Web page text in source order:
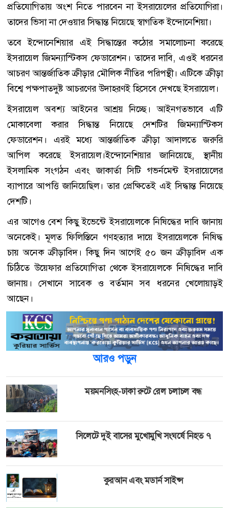
প্রতিযোগিতায় অংশ নিতে পারবেন না ইসরায়েলের প্রতিযোগিরা।
তাদের ভিসা না দেওয়ার সিদ্ধান্ত নিয়েছে স্বাগতিক ইন্দোনেশিয়া।
তবে ইন্দোনেশিয়ার এই সিদ্ধান্তের কঠোর সমালোচনা করেছে
ইসরায়েল জিমন্যাস্টিকস ফেডারেশন। তাদের দাবি, এওই ধরনের
আচরণ আন্তর্জাতিক ক্রীড়ার মৌলিক নীতির পরিপন্থী। এটিকে ক্রীড়া
বিশ্বে পক্ষপাতদুষ্ট আচরণের উদাহরণই হিসেবে দেখছে ইসরায়েল।
ইসরায়েল অবশ্য আইনের আশ্রয় নিচ্ছে। আইনগতভাবে এটি
মোকাবেলা করার সিদ্ধান্ত নিয়েছে দেশটির জিমন্যাস্টিকস
ফেডারেশন। এরই মধ্যে আন্তর্জাতিক ক্রীড়া আদালতে জরুরি
আপিল করেছে ইসরায়েল।ইন্দোনেশিয়ার জানিয়েছে, স্থানীয়
ইসলামিক সংগঠন এবং জাকার্তা সিটি গভর্নমেন্ট ইসরায়েলের
ব্যাপারে আপত্তি জানিয়েছিল। তার প্রেক্ষিতেই এই সিদ্ধান্ত নিয়েছে
দেশটি।
এর আগেও বেশ কিছু ইভেন্টে ইসরায়েলকে নিষিদ্ধের দাবি জানায়
অনেকেই। মূলত ফিলিস্তিনে গণহত্যার দায়ে ইসরায়েলকে নিষিদ্ধ
চায় অনেক ক্রীড়াবিদ। কিছু দিন আগেই ৫০ জন ক্রীড়াবিদ এক
চিঠিতে উয়েফার প্রতিযোগিতা থেকে ইসরায়েলকে নিষিদ্ধের দাবি
জানায়। সেখানে সাবেক ও বর্তমান সব ধরনের খেলোয়াড়ই
আছেন।
আরও পড়ুন
ময়মনসিংহ-ঢাকা রুটে রেল চলাচল বন্ধ
সিলেটে দুই বাসের মুখোমুখি সংঘর্ষে নিহত ৭
কুরআন এবং মডার্ন সাইন্স